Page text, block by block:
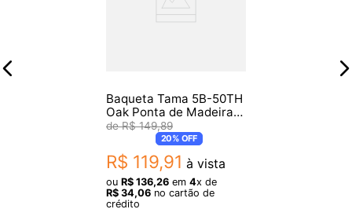
Baqueta Tama 5B-50TH
Oak Ponta de Madeira
ParR$ 149,89
20%OFF
R$ 119,91 à vista
ou R$ 136,26 em 4x de
R$ 34,06 no cartão de
crédito